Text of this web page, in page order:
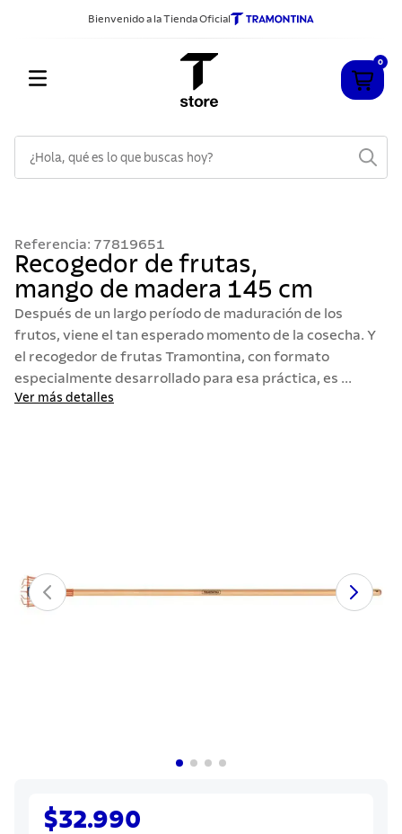
Bienvenido a la Tienda Oficial
0
Referencia: 77819651
Recogedor de frutas,
mango de madera 145 cm
Después de un largo período de maduración de los
frutos, viene el tan esperado momento de la cosecha. Y
el recogedor de frutas Tramontina, con formato
especialmente desarrollado para esa práctica, es ...
Ver más detalles
$32.990
2.
sarten
3.
cubiertos
4.
acero inoxidable
5.
ollas
6.
grano